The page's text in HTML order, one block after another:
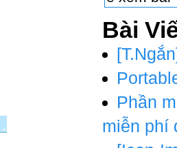
Bài
Phần
miễn phí